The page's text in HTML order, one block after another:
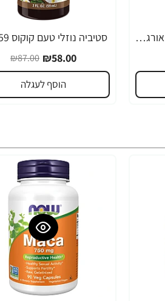
תמצית בטר סטיביה נוזלי אורגני טעם גליצריט 59 מ"ל - מבית NOW FOODS
-33%
₪58.00
₪87.00
הוסף לעגלה